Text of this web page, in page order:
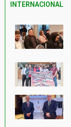
INTERNACIONAL